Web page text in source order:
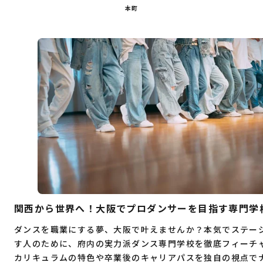
本町
関西から世界へ！大阪でプロダンサーを目指す専門学
ダンスを職業にする夢、大阪で叶えませんか？本気でステー
す人のために、府内の実力派ダンス専門学校を徹底フィーチ
カリキュラムの特色や卒業後のキャリアパスを独自の視点で